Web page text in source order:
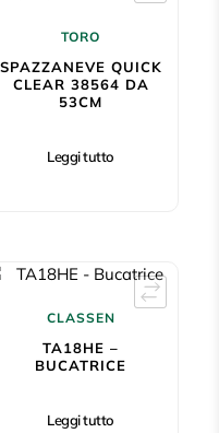
TORO
SPAZZANEVE QUICK
CLEAR 38564 DA
53CM
Leggi tutto
CLASSEN
TA18HE –
BUCATRICE
Leggi tutto